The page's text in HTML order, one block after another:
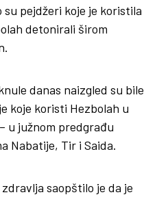
pejdžeri koje je koristila
detonirali širom
danas naizgled su bile
koje koristi Hezbolah u
u južnom predgrađu
Nabatije, Tir i Saida.
saopštilo je da je